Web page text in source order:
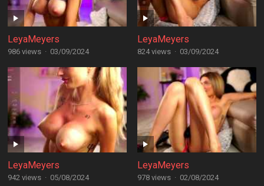
LeyaMeyers
986 views · 03/09/2024
LeyaMeyers
824 views · 03/09/2024
LeyaMeyers
942 views · 05/08/2024
LeyaMeyers
978 views · 02/08/2024